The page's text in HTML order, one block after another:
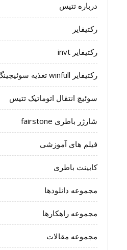
درباره تتیس
رکتیفایر
رکتیفایر invt
رکتیفایر winfull تغذیه سوئیچینگ مخابراتی
سوئیچ انتقال اتوماتیک تتیس
شارژر باطری fairstone
فیلم های آموزشی
کابینت باطری
مجموعه دانلودها
مجموعه راهکارها
مجموعه مقالات